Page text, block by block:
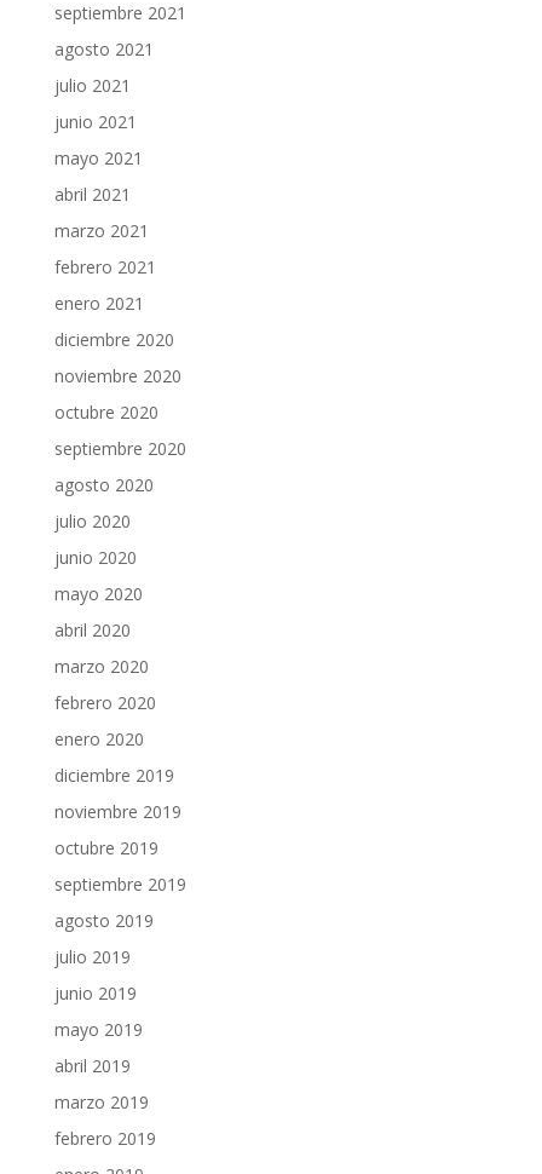
septiembre 2021
agosto 2021
julio 2021
junio 2021
mayo 2021
abril 2021
marzo 2021
febrero 2021
enero 2021
diciembre 2020
noviembre 2020
octubre 2020
septiembre 2020
agosto 2020
julio 2020
junio 2020
mayo 2020
abril 2020
marzo 2020
febrero 2020
enero 2020
diciembre 2019
noviembre 2019
octubre 2019
septiembre 2019
agosto 2019
julio 2019
junio 2019
mayo 2019
abril 2019
marzo 2019
febrero 2019